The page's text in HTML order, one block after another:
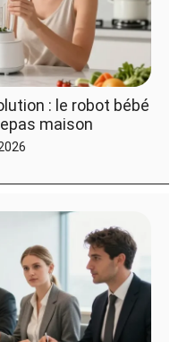
: le robot bébé
maison